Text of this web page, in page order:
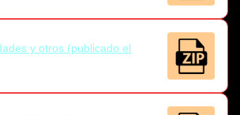
y otros (publicado el